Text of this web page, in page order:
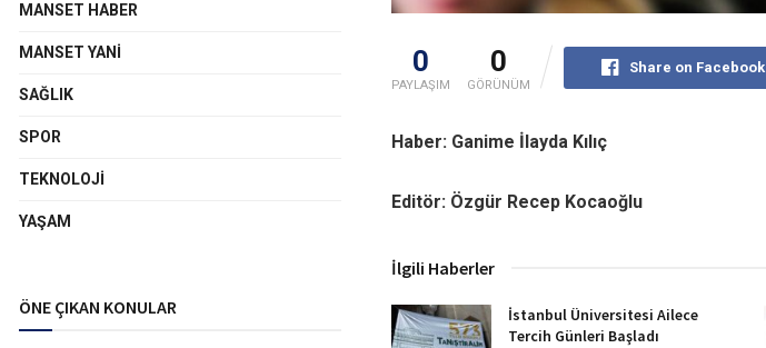
0
PAYLAŞIM
0
GÖRÜNÜM
Share on Facebook
Haber: Ganime İlayda Kılıç
Editör: Özgür Recep Kocaoğlu
İlgili Haberler
İstanbul Üniversitesi Ailece
Tercih Günleri Başladı
MANSET HABER
MANSET YANI
SAĞLIK
SPOR
TEKNOLOJI
YAŞAM
ÖNE ÇIKAN KONULAR